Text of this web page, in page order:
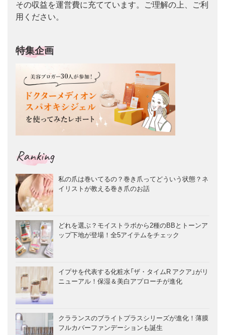
その収益を運営費に充てています。ご理解の上、ご利
用ください。
特集企画
Ranking
私の爪は巻いてるの？巻き爪ってどういう状態？ネ
イリストが教える巻き爪のお話
どれを選ぶ？モイストラボから2種のBBとトーンア
ップ下地が登場！全5アイテムをチェック
イプサを代表する化粧水「ザ・タイムR アクア」がリ
ニューアル！保湿＆美白アプローチが進化
クラランスのブライトプラスシリーズが進化！薄膜
フルカバーファンデーションも誕生